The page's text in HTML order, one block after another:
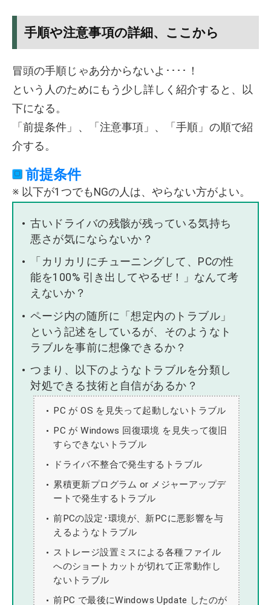
手順や注意事項の詳細、ここから
冒頭の手順じゃあ分からないよ････！
という人のためにもう少し詳しく紹介すると、以
下になる。
「前提条件」、「注意事項」、「手順」の順で紹
介する。
前提条件
※ 以下が1つでもNGの人は、やらない方がよい。
古いドライバの残骸が残っている気持ち
悪さが気にならないか？
「カリカリにチューニングして、PCの性
能を100% 引き出してやるぜ！」なんて考
えないか？
ページ内の随所に「想定内のトラブル」
という記述をしているが、そのようなト
ラブルを事前に想像できるか？
つまり、以下のようなトラブルを分類し
対処できる技術と自信があるか？
PC が OS を見失って起動しないトラブル
PC が Windows 回復環境 を見失って復旧
すらできないトラブル
ドライバ不整合で発生するトラブル
累積更新プログラム or メジャーアップデ
ートで発生するトラブル
前PCの設定･環境が、新PCに悪影響を与
えるようなトラブル
ストレージ設置ミスによる各種ファイル
へのショートカットが切れて正常動作し
ないトラブル
前PC で最後にWindows Update したのが